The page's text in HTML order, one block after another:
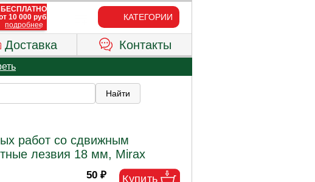
КАТЕГОРИИ
Доставка Контакты
работ со сдвижным
лезвия 18 мм, Mirax
50 ₽